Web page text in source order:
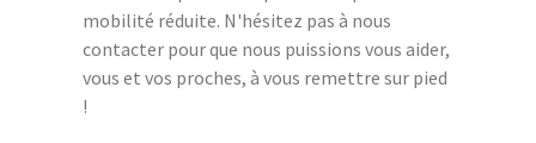
mobilité réduite. N'hésitez pas à nous
contacter pour que nous puissions vous aider,
vous et vos proches, à vous remettre sur pied
!